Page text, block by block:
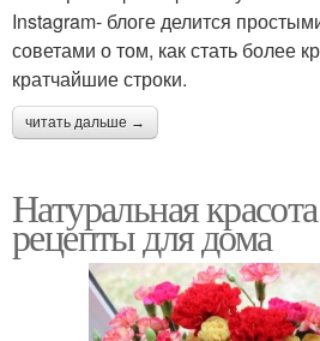
Instagram- блоге делится
советами о том, как стать более
кратчайшие строки.
читать дальше →
Натуральная
рецепты для дома